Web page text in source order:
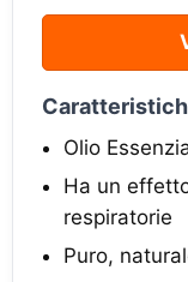
Olio
Ha un
respiratorie
Puro,